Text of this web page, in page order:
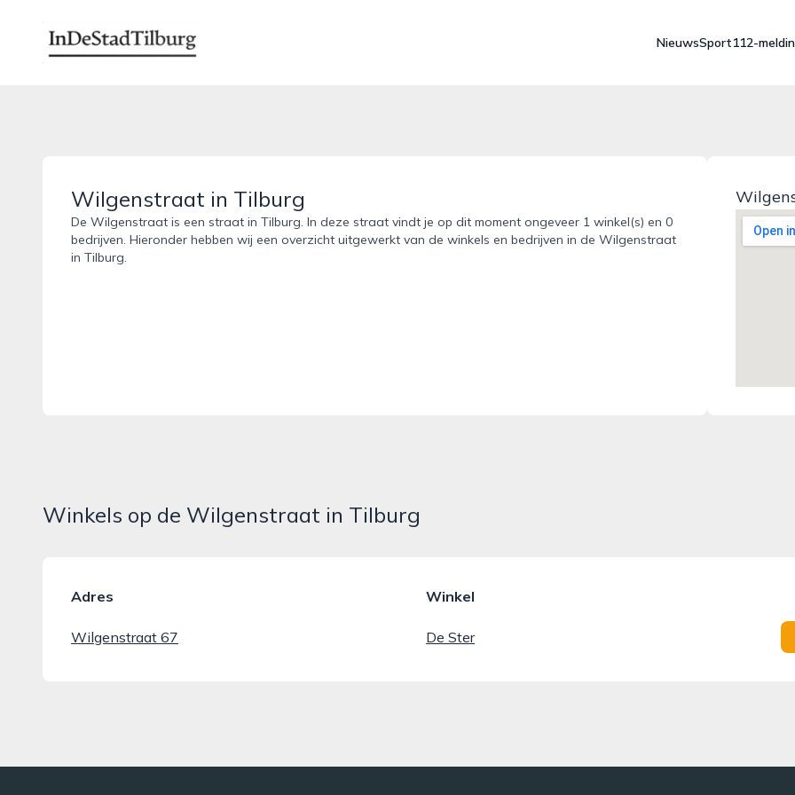
indestadtilburg.nl
NieuwsSport112-
Wilgenstraat in Tilburg
De Wilgenstraat is een straat in Tilburg. In deze straat vindt je op dit moment ongeveer 1 winkel(s) en 0
bedrijven. Hieronder hebben wij een overzicht uitgewerkt van de winkels en bedrijven in de Wilgenstraat
in Tilburg.
Winkels op de Wilgenstraat in Tilburg
Adres Winkel
Wilgenstraat 67 De Ster